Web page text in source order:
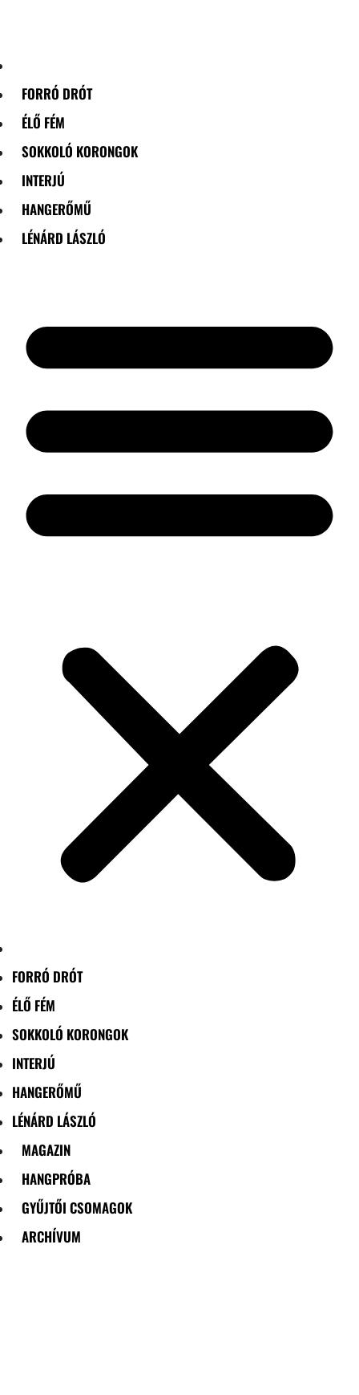
FORRÓ DRÓT
ÉLŐ FÉM
SOKKOLÓ KORONGOK
INTERJÚ
HANGERŐMŰ
LÉNÁRD LÁSZLÓ
FORRÓ DRÓT
ÉLŐ FÉM
SOKKOLÓ KORONGOK
INTERJÚ
HANGERŐMŰ
LÉNÁRD LÁSZLÓ
MAGAZIN
HANGPRÓBA
GYŰJTŐI CSOMAGOK
ARCHÍVUM